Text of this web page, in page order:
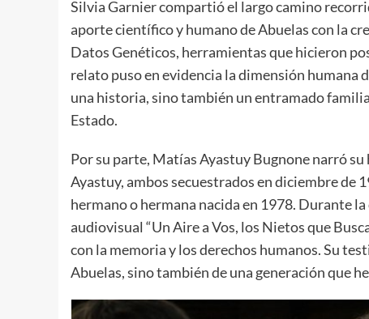
Silvia Garnier compartió el largo camino
aporte científico y humano de Abuelas con la
Datos Genéticos, herramientas que hicieron
relato puso en evidencia la dimensión humana
una historia, sino también un entramado
Estado.
Por su parte, Matías Ayastuy Bugnone narró
Ayastuy, ambos secuestrados en diciembre de
hermano o hermana nacida en 1978. Durante
audiovisual “Un Aire a Vos, los Nietos que
con la memoria y los derechos humanos. Su
Abuelas, sino también de una generación que